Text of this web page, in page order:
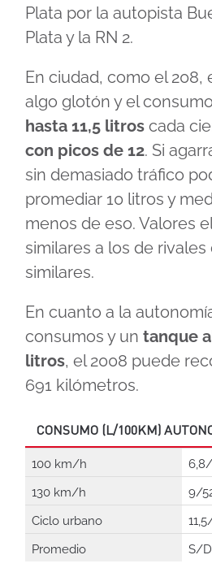
Plata por la autopista
Plata y la RN 2.
En ciudad, como el 208,
algo glotón y el
hasta 11,5 litros cada
con picos de 12. Si
sin demasiado tráfico
promediar 10 litros y
menos de eso. Valores
similares a los de
similares.
En cuanto a la
consumos y un tanque
litros, el 2008 puede
691 kilómetros.
CONSUMO (L/100KM)
100 km/h
130 km/h
9/
Ciclo urbano
Promedio
S/D